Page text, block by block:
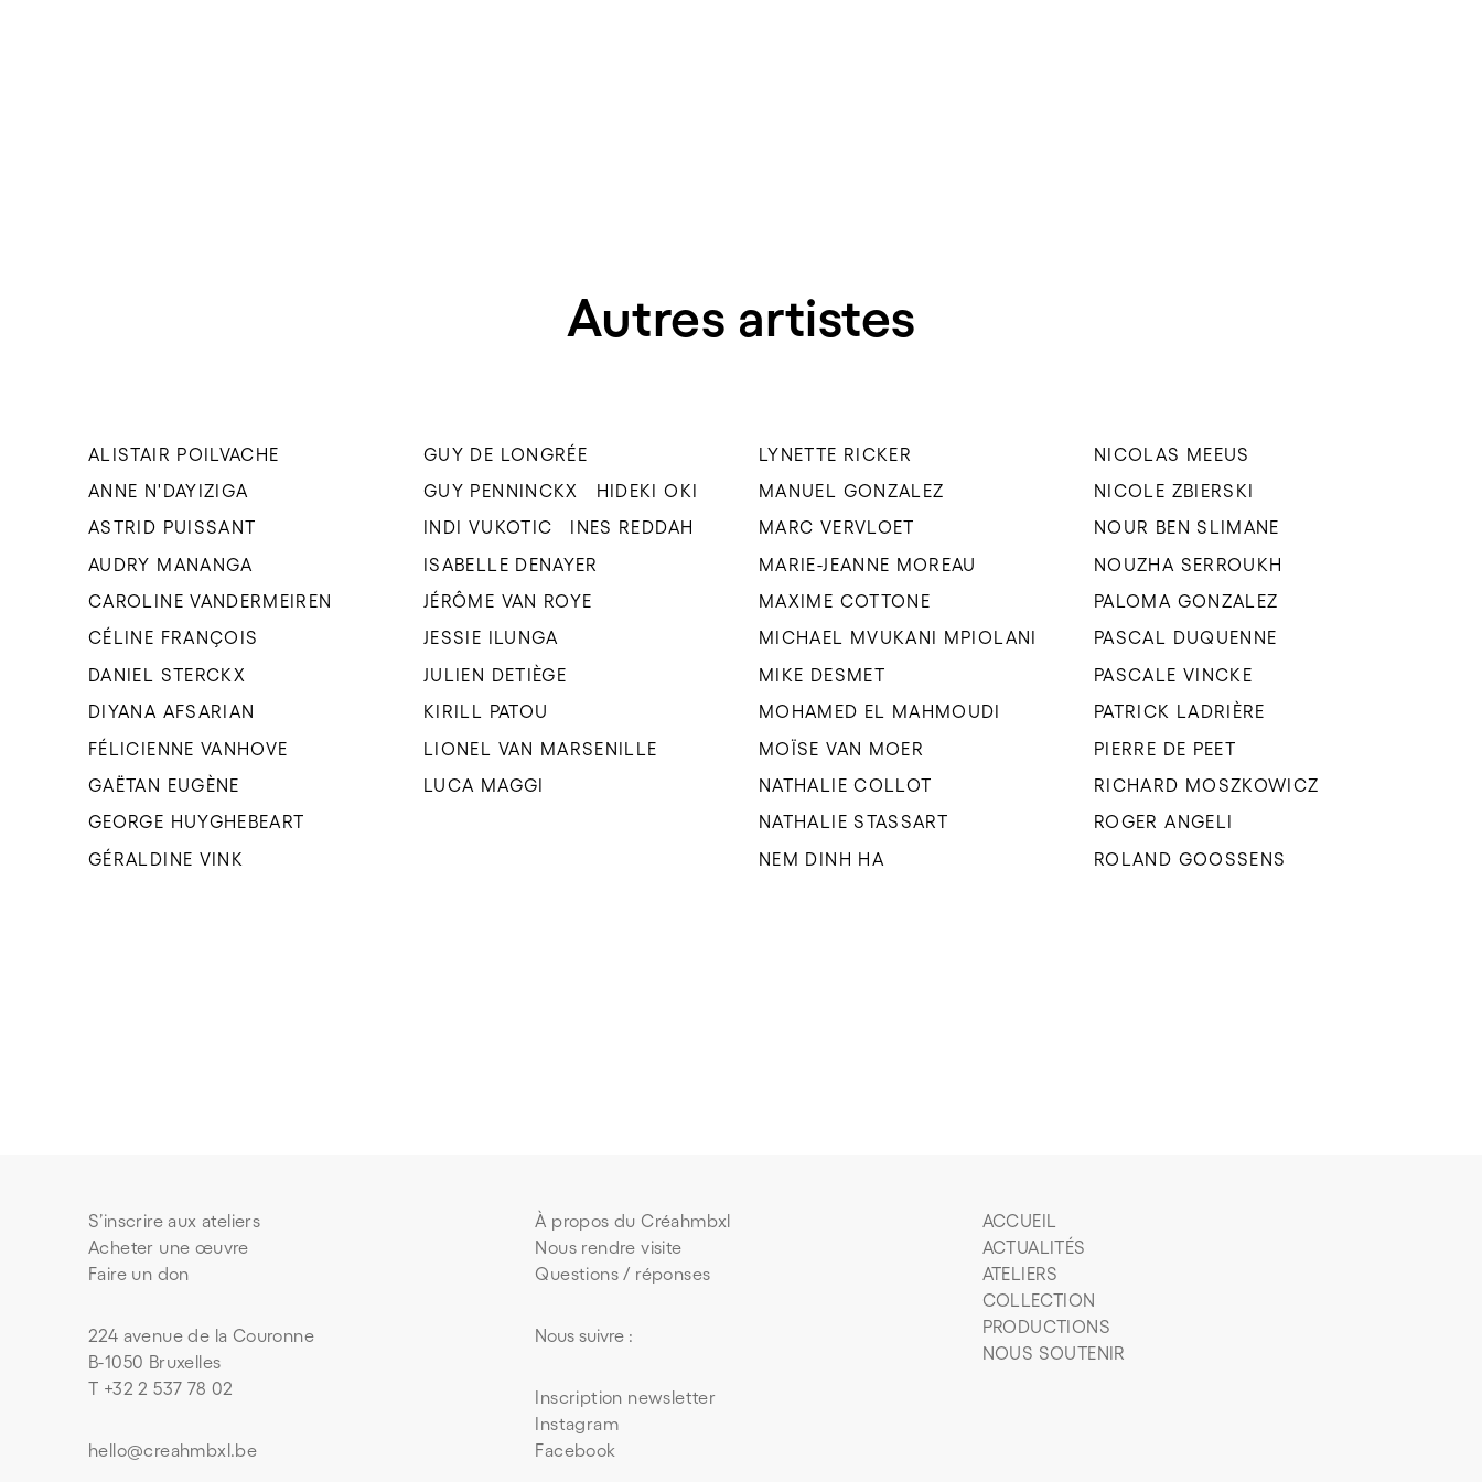
Autres artistes
ALISTAIR POILVACHE
ANNE N'DAYIZIGA
ASTRID PUISSANT
AUDRY MANANGA
CAROLINE VANDERMEIREN
CÉLINE FRANÇOIS
DANIEL STERCKX
DIYANA AFSARIAN
FÉLICIENNE VANHOVE
GAËTAN EUGÈNE
GEORGE HUYGHEBEART
GÉRALDINE VINK
GUY DE LONGRÉE
GUY PENNINCKX
HIDEKI OKI
INDI VUKOTIC
INES REDDAH
ISABELLE DENAYER
JÉRÔME VAN ROYE
JESSIE ILUNGA
JULIEN DETIÈGE
KIRILL PATOU
LIONEL VAN MARSENILLE
LUCA MAGGI
LYNETTE RICKER
MANUEL GONZALEZ
MARC VERVLOET
MARIE-JEANNE MOREAU
MAXIME COTTONE
MICHAEL MVUKANI MPIOLANI
MIKE DESMET
MOHAMED EL MAHMOUDI
MOÏSE VAN MOER
NATHALIE COLLOT
NATHALIE STASSART
NEM DINH HA
NICOLAS MEEUS
NICOLE ZBIERSKI
NOUR BEN SLIMANE
NOUZHA SERROUKH
PALOMA GONZALEZ
PASCAL DUQUENNE
PASCALE VINCKE
PATRICK LADRIÈRE
PIERRE DE PEET
RICHARD MOSZKOWICZ
ROGER ANGELI
ROLAND GOOSSENS
S’inscrire aux ateliers
Acheter une œuvre
Faire un don
À propos du Créahmbxl
Nous rendre visite
Questions / réponses
ACCUEIL
ACTUALITÉS
ATELIERS
COLLECTION
PRODUCTIONS
NOUS SOUTENIR
224 avenue de la Couronne
B-1050 Bruxelles
T +32 2 537 78 02
hello@creahmbxl.be
Nous suivre :
Inscription newsletter
Instagram
Facebook